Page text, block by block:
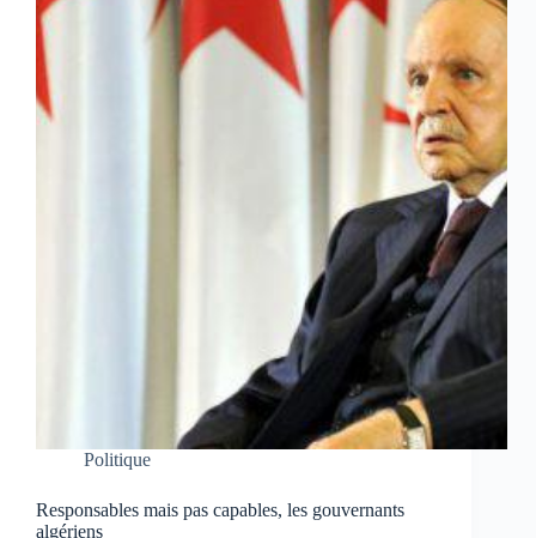
Politique
Responsables mais pas capables, les gouvernants
algériens